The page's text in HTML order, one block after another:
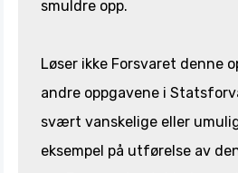
smuldre opp.
Løser ikke Forsvaret denne
andre oppgavene i
svært vanskelige eller
eksempel på utførelse av